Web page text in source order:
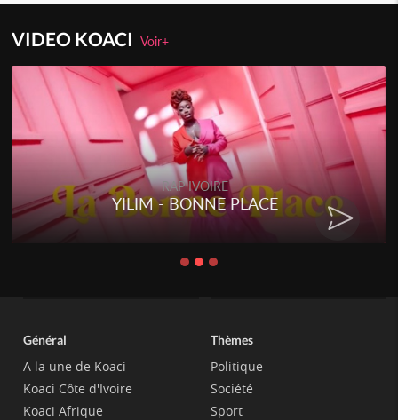
VIDEO KOACIVoir+
RAP IVOIRE
YILIM - BONNE PLACE
Général
A la une de Koaci
Koaci Côte d'Ivoire
Koaci Afrique
Thèmes
Politique
Société
Sport